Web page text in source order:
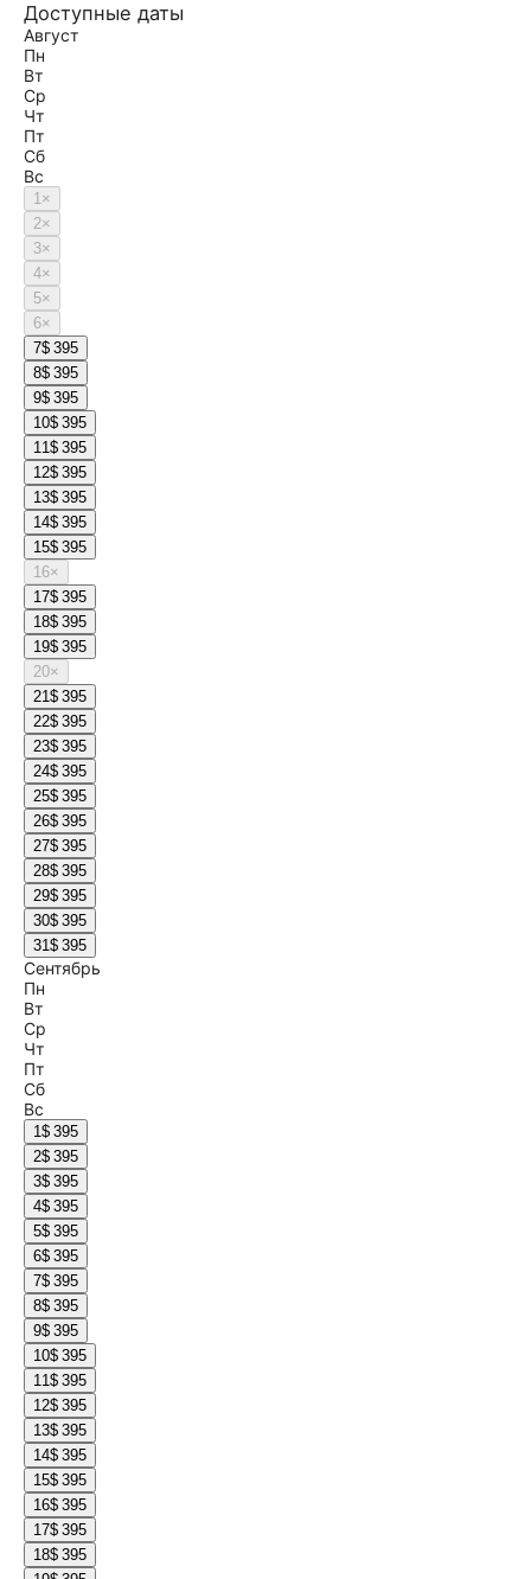
Доступные даты
Август
Пн
Вт
Ср
Чт
Пт
Сб
Вс
1×
2×
3×
4×
5×
6×
7$ 395
8$ 395
9$ 395
10$ 395
11$ 395
12$ 395
13$ 395
14$ 395
15$ 395
16×
17$ 395
18$ 395
19$ 395
20×
21$ 395
22$ 395
23$ 395
24$ 395
25$ 395
26$ 395
27$ 395
28$ 395
29$ 395
30$ 395
31$ 395
Сентябрь
Пн
Вт
Ср
Чт
Пт
Сб
Вс
1$ 395
2$ 395
3$ 395
4$ 395
5$ 395
6$ 395
7$ 395
8$ 395
9$ 395
10$ 395
11$ 395
12$ 395
13$ 395
14$ 395
15$ 395
16$ 395
17$ 395
18$ 395